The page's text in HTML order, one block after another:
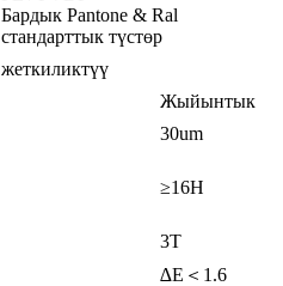
Бардык Pantone & Ral
стандарттык түстөр
жеткиликтүү
Жыйынтык
30um
≥16H
3T
∆E＜1.6